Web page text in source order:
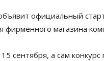
официальный
фирменного магазина
сентября, а сам